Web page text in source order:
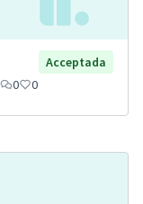
Acceptada
0 0